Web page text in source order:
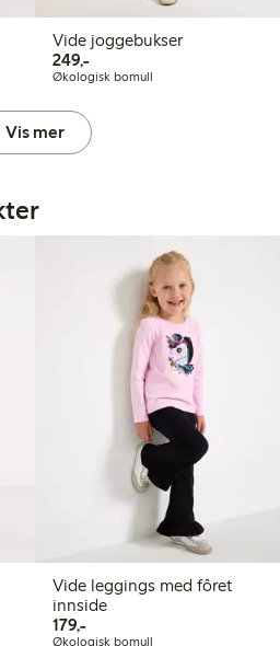
Vide joggebukser
249,-249,00 kr
Økologisk bomull
Vis mer
Vide leggings med fôret
innside
179,-179,00 kr
Økologisk bomull